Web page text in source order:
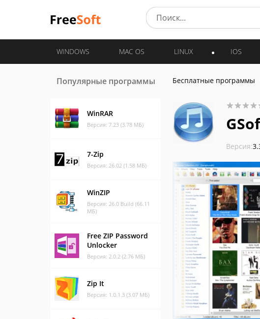
WINDOWS MAC OS LINUX IOS
Популярные программы
WinRAR
Версия: 7.23 (3.78 МБ)
7-Zip
Версия: 26.02 (1.58 МБ)
WinZIP
Версия: 26.0 Build (66.11
МБ)
Free ZIP Password
Unlocker
Версия: 2.0.2 (2.76 МБ)
Zip It
Версия: 1.0.1.3 (3.07 МБ)
Бесплатные программы
Версия: